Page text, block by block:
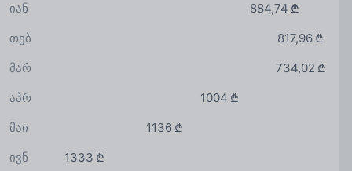
884,74 ₾
იან
817,96 ₾
თებ
734,02 ₾
მარ
1004 ₾
აპრ
1136 ₾
მაი
1333 ₾
ივნ